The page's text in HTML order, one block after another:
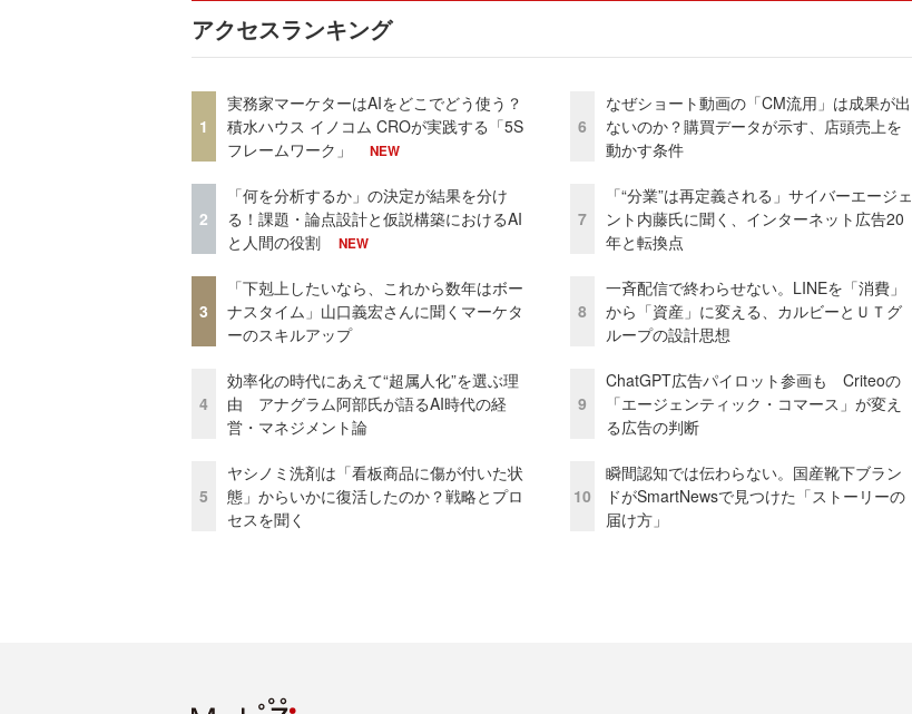
アクセスランキング
1
実務家マーケターはAIをどこでどう使う？
積水ハウス イノコム CROが実践する「5S
フレームワーク」
NEW
2
「何を分析するか」の決定が結果を分け
る！課題・論点設計と仮説構築におけるAI
と人間の役割
NEW
3
「下剋上したいなら、これから数年はボー
ナスタイム」山口義宏さんに聞くマーケタ
ーのスキルアップ
4
効率化の時代にあえて“超属人化”を選ぶ理
由 アナグラム阿部氏が語るAI時代の経
営・マネジメント論
5
ヤシノミ洗剤は「看板商品に傷が付いた状
態」からいかに復活したのか？戦略とプロ
セスを聞く
6
なぜショート動画の「CM流用」は成果が出
ないのか？購買データが示す、店頭売上を
動かす条件
7
「“分業”は再定義される」サイバーエージェ
ント内藤氏に聞く、インターネット広告20
年と転換点
8
一斉配信で終わらせない。LINEを「消費」
から「資産」に変える、カルビーとＵＴグ
ループの設計思想
9
ChatGPT広告パイロット参画も Criteoの
「エージェンティック・コマース」が変え
る広告の判断
10
瞬間認知では伝わらない。国産靴下ブラン
ドがSmartNewsで見つけた「ストーリーの
届け方」